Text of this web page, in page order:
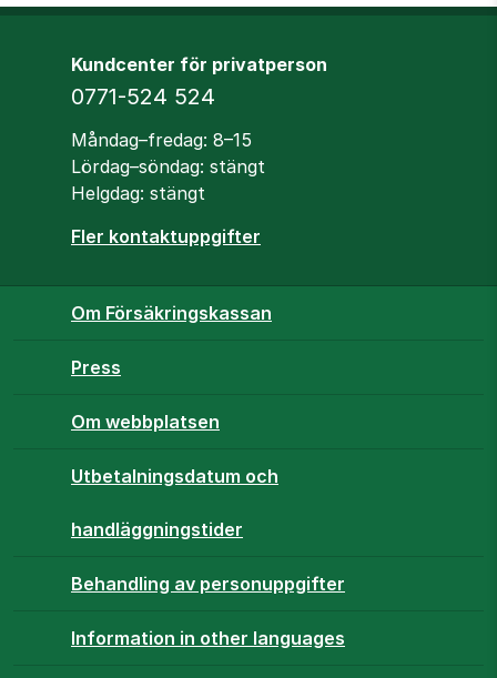
Kundcenter för privatperson
Telefon
0771-524 524
Öppettider
Måndag–fredag: 8–15
Lördag–söndag: stängt
Helgdag: stängt
Fler kontaktuppgifter
Om Försäkringskassan
Press
Om webbplatsen
Utbetalningsdatum och
handläggningstider
Behandling av personuppgifter
Information in other languages